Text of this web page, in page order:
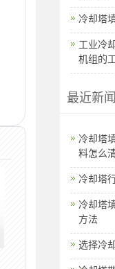
冷却塔
工业冷
机组的
最近新闻
冷却塔
料怎么
冷却塔
冷却塔
方法
选择冷